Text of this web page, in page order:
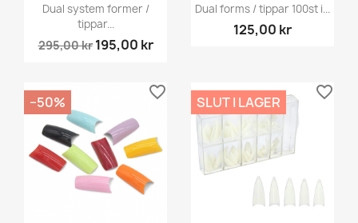
Dual system former /
tippar...
295,00 kr 195,00 kr
Dual forms / tippar 100st i...
125,00 kr
−50%
favorite_border
SLUT I LAGER
favorite_border